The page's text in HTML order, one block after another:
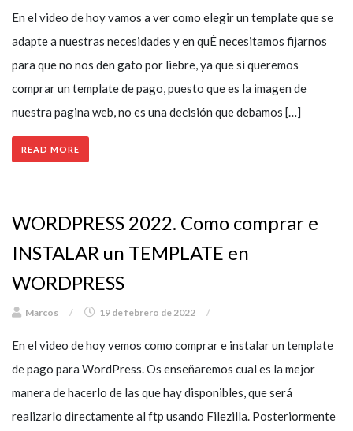
En el video de hoy vamos a ver como elegir un template que se
adapte a nuestras necesidades y en quÉ necesitamos fijarnos
para que no nos den gato por liebre, ya que si queremos
comprar un template de pago, puesto que es la imagen de
nuestra pagina web, no es una decisión que debamos […]
READ MORE
WORDPRESS 2022. Como comprar e
INSTALAR un TEMPLATE en
WORDPRESS
Marcos / 19 de febrero de 2022 /
En el video de hoy vemos como comprar e instalar un template
de pago para WordPress. Os enseñaremos cual es la mejor
manera de hacerlo de las que hay disponibles, que será
realizarlo directamente al ftp usando Filezilla. Posteriormente